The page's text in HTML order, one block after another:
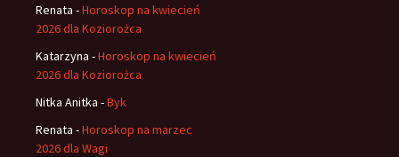
Renata -Horoskop na kwiecień
2026 dla Koziorożca
Katarzyna -Horoskop na kwiecień
2026 dla Koziorożca
Nitka Anitka -Byk
Renata -Horoskop na marzec
2026 dla Wagi